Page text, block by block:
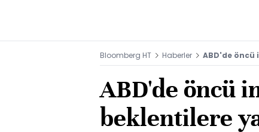
Bloomberg HT Haberler ABD'de öncü
ABD'de öncü
beklentilere